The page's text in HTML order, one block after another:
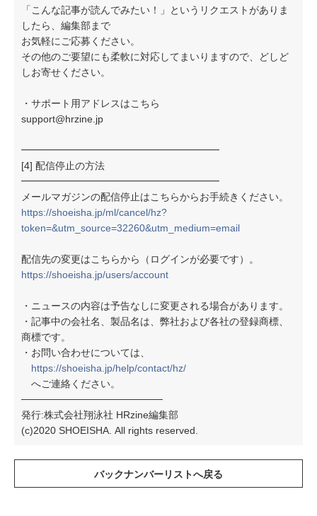
「こんな記事が読んでみたい！」というリクエストがありま
したら、編集部まで
お気軽にご応募ください。
その他のご要望にも柔軟に対応してまいりますので、どしど
しお寄せください。
・サポート用アドレスはこちら
support@hrzine.jp
━━━━━━━━━━━━━━━━━━━━
[4] 配信停止の方法
━━━━━━━━━━━━━━━━━━━━
メールマガジンの配信停止はこちらからお手続きください。
https://shoeisha.jp/ml/cancel/hz?
token=&utm_source=32260&utm_medium=email
配信先の変更はこちらから（ログインが必要です）。
https://shoeisha.jp/users/account
・ニュースの内容は予告なしに変更される場合があります。
・記事中の会社名、製品名は、弊社および各社の登録商標、
商標です。
・お問い合わせについては、
https://shoeisha.jp/help/contact/hz/
へご連絡ください。
────────────────────
発行:株式会社翔泳社 HRzine編集部
(c)2020 SHOEISHA. All rights reserved.